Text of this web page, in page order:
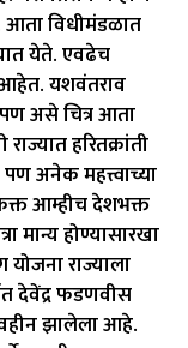
विधीमंडळात
येते. एवढेच
आहेत. यशवंतराव
पण असे चित्र आता
हरितक्रांती
अनेक महत्त्वाच्या
आम्हीच देशभक्त
मान्य होण्यासारखा
राज्याला
देवेंद्र फडणवीस
झालेला आहे.